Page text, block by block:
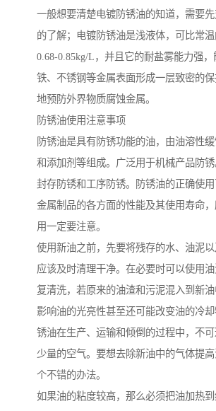
一般想要清楚电镀防锈油的知道，需要
的了解；电镀防锈油是浅液体，可比常
0.68-0.85kg/L，并且它的耐盐雾能力强，
铁、不锈钢等金属表面形成一层致密的
地预防外界物质腐蚀金属。
防锈油使用注意事项
防锈油是具有防锈功能的油，由油溶性
和添加剂等组成。广泛用于机械产品防
封存防锈和工序防锈。防锈油的正确使
金属制品的各方面的性能及其使用寿命
用一定要注意。
使用新油之前，先要将残存的水、油泥
应该及时清理干净。在必要时可以使用
复清洗，若原来的油渣和污泥混入到新
影响油的光亮性甚至还可能改变油的冷
锈油在生产、运输和倾倒的过程中，不
少量的空气。要想去除新油中的气体提
个不错的办法。
如果油的粘度较高，那么必须把油加热